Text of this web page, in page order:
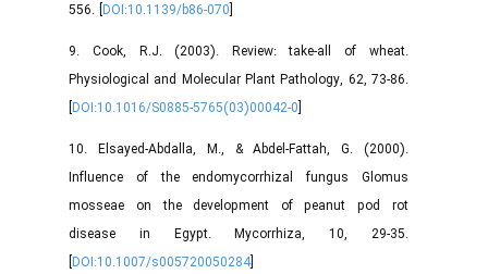
556. [DOI:10.1139/b86-070
9. Cook, R.J. (2003). Review: take-all of wheat.
Physiological and Molecular Plant Pathology, 62, 73-86.
[DOI:10.1016/S0885-5765(03)00042-0
10. Elsayed-Abdalla, M., & Abdel-Fattah, G. (2000).
Influence of the endomycorrhizal fungus Glomus
mosseae on the development of peanut pod rot
disease in Egypt. Mycorrhiza, 10, 29-35.
[DOI:10.1007/s005720050284